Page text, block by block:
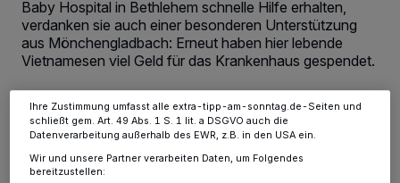
Baby Hospital in Bethlehem schnelle Hilfe erhalten,
verdanken sie auch einer besonderen Unterstützung
aus Mönchengladbach: Erneut haben hier lebende
Vietnamesen viel Geld für das Krankenhaus gespendet.
08.05.2025 , 13:32 Uhr 2 Minuten Lesezeit
Anzeigen möglicherweise nicht mehr so relevant für Sie. Sie können
dieses Menü jederzeit wieder aufrufen, um Ihre Einstellungen zu
ändern oder Ihre Einwilligung zu widerrufen, indem Sie auf den Link
Einstellungen oder Ablehnen am unteren Rand der Webseite klicken.
Ihre Einstellungen gelten innerhalb unseres Website. Weitere
Ihre Zustimmung umfasst alle extra-tipp-am-sonntag.de-Seiten und
schließt gem. Art. 49 Abs. 1 S. 1 lit. a DSGVO auch die
Datenverarbeitung außerhalb des EWR, z.B. in den USA ein.
Wir und unsere Partner verarbeiten Daten, um Folgendes
bereitzustellen: